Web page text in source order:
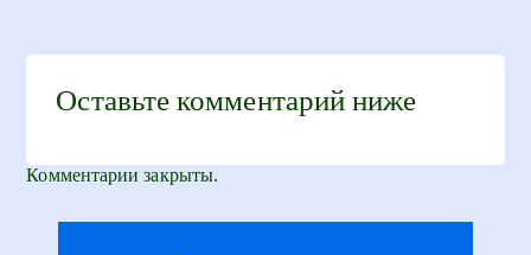
Оставьте комментарий ниже
Комментарии закрыты.